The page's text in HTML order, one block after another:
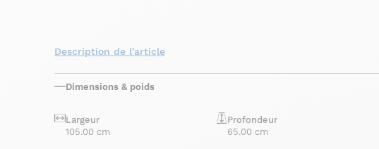
Description de l'article
Dimensions & poids
Largeur
105.00 cm
Profondeur
65.00 cm